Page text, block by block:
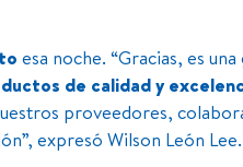
esa noche. “Gracias, es una
de calidad y
proveedores,
expresó Wilson León Lee.